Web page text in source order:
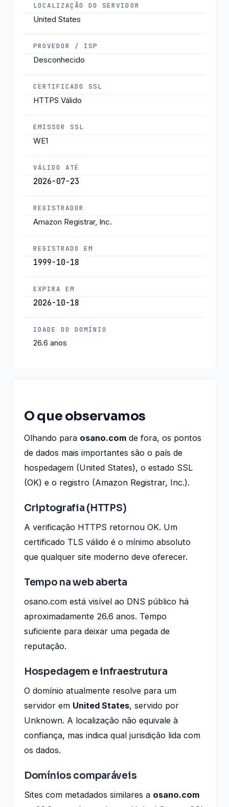
LOCALIZAÇÃO DO SERVIDOR
United States
PROVEDOR / ISP
Desconhecido
CERTIFICADO SSL
HTTPS Válido
EMISSOR SSL
WE1
VÁLIDO ATÉ
2026-07-23
REGISTRADOR
Amazon Registrar, Inc.
REGISTRADO EM
1999-10-18
EXPIRA EM
2026-10-18
IDADE DO DOMÍNIO
26.6 anos
O que observamos
Olhando para osano.com de fora, os pontos
de dados mais importantes são o país de
hospedagem (United States), o estado SSL
(OK) e o registro (Amazon Registrar, Inc.).
Criptografia (HTTPS)
A verificação HTTPS retornou OK. Um
certificado TLS válido é o mínimo absoluto
que qualquer site moderno deve oferecer.
Tempo na web aberta
osano.com está visível ao DNS público há
aproximadamente 26.6 anos. Tempo
suficiente para deixar uma pegada de
reputação.
Hospedagem e infraestrutura
O domínio atualmente resolve para um
servidor em United States, servido por
Unknown. A localização não equivale à
confiança, mas indica qual jurisdição lida com
os dados.
Domínios comparáveis
Sites com metadados similares a osano.com